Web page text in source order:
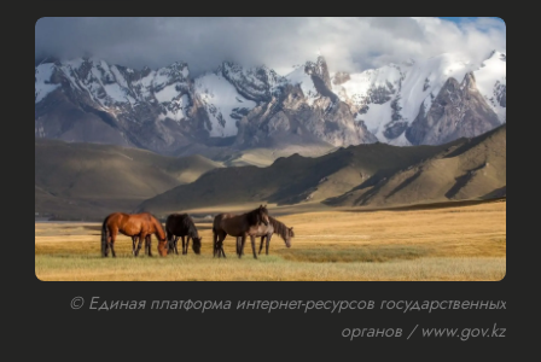
© Единая платформа интернет-ресурсов государственных
органов / www.gov.kz